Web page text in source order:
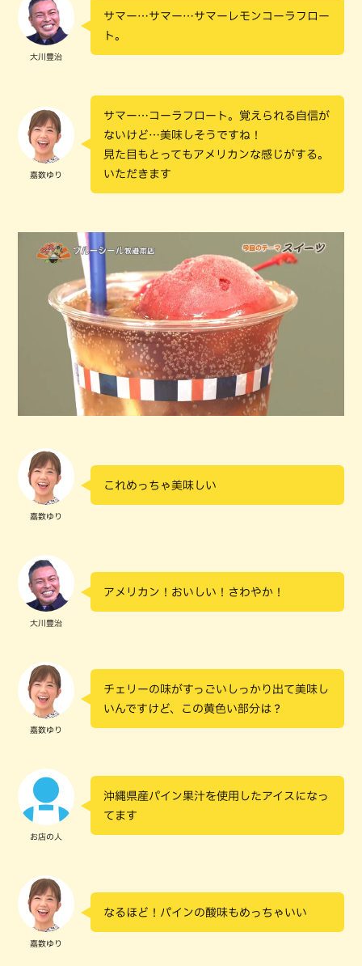
大川豊治
サマー…サマー…サマーレモンコーラフロー
ト。
嘉数ゆり
サマー…コーラフロート。覚えられる自信が
ないけど…美味しそうですね！
見た目もとってもアメリカンな感じがする。
いただきます
嘉数ゆり
これめっちゃ美味しい
大川豊治
アメリカン！おいしい！さわやか！
嘉数ゆり
チェリーの味がすっごいしっかり出て美味し
いんですけど、この黄色い部分は？
お店の人
沖縄県産パイン果汁を使用したアイスになっ
てます
嘉数ゆり
なるほど！パインの酸味もめっちゃいい